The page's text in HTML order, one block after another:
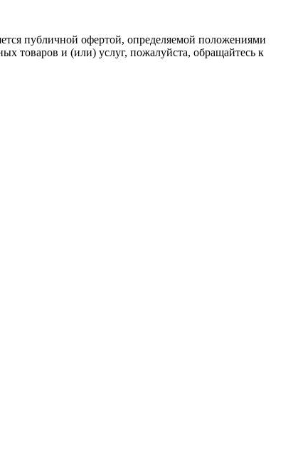
публичной офертой, определяемой положениями
товаров и (или) услуг, пожалуйста, обращайтесь к